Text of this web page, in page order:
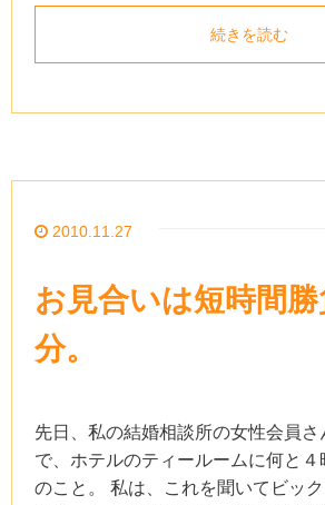
続きを読む
2010.11.27
お見合いは短時間
分。
先日、私の結婚相談所の女性会員さ
で、ホテルのティールームに何と４
のこと。 私は、これを聞いてビッ